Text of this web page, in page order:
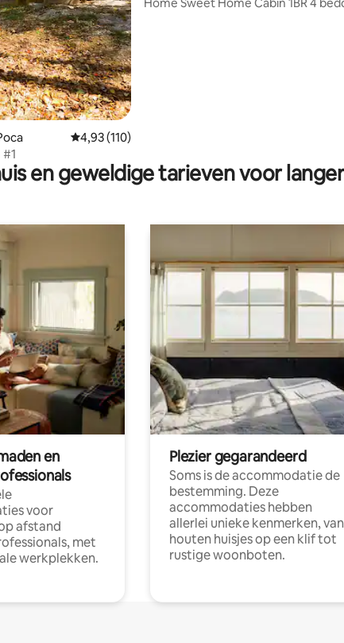
5 op 5, 24 recensies
Gemiddelde beoordeling van 4,93 op 5, 110
4,93 (110)
en geweldige tarieven voor
en
voor
afstand
met
werkplekken.
Plezier gegarandeerd
Soms is de accommodatie de
bestemming. Deze
accommodaties hebben
allerlei unieke kenmerken, van
houten huisjes op een klif tot
rustige woonboten.